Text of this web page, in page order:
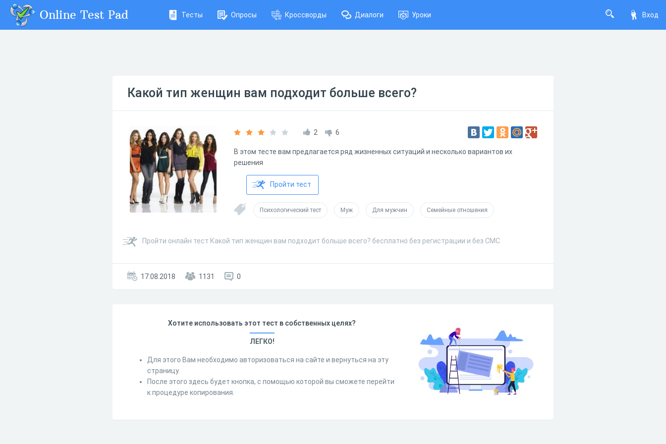
Вход
Online Test Pad Тесты Опросы Кроссворды Диалоги Уроки
Какой тип женщин вам подходит больше всего?
2 6
В этом тесте вам предлагается ряд жизненных ситуаций и несколько вариантов их
решения
Пройти тест
Психологический тест Муж Для мужчин Семейные отношения
Пройти онлайн тест Какой тип женщин вам подходит больше всего? бесплатно без регистрации и без СМС
17.08.2018 1131 0
Хотите использовать этот тест в собственных целях?
ЛЕГКО!
Для этого Вам необходимо авторизоваться на сайте и вернуться на эту
страницу.
После этого здесь будет кнопка, с помощью которой вы сможете перейти
к процедуре копирования.